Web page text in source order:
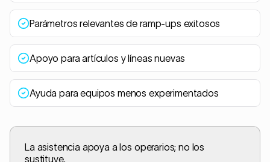
Parámetros relevantes de ramp-ups exitosos
Apoyo para artículos y líneas nuevas
Ayuda para equipos menos experimentados
La asistencia apoya a los operarios; no los
sustituye.